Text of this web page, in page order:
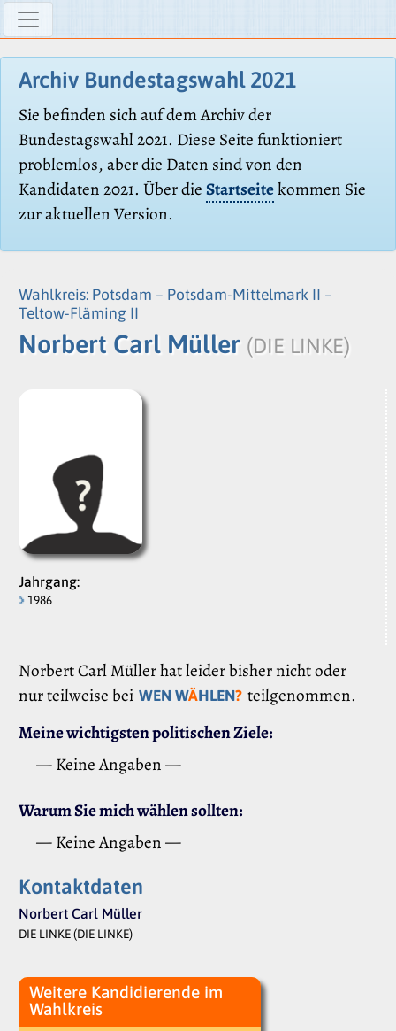
Archiv Bundestagswahl 2021
Sie befinden sich auf dem Archiv der
Bundestagswahl 2021. Diese Seite funktioniert
problemlos, aber die Daten sind von den
Kandidaten 2021. Über dieStartseitekommen Sie
zur aktuellen Version.
Wahlkreis: Potsdam – Potsdam-Mittelmark II –
Teltow-Fläming II
Norbert Carl Müller (DIE LINKE)
Jahrgang:
1986
Norbert Carl Müller hat leider bisher nicht oder
nur teilweise bei WEN WÄHLEN? teilgenommen.
Meine wichtigsten politischen Ziele:
— Keine Angaben —
Warum Sie mich wählen sollten:
— Keine Angaben —
Kontaktdaten
Norbert Carl Müller
DIE LINKE (DIE LINKE)
Weitere Kandidierende im
Wahlkreis